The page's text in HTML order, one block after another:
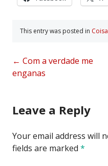
This entry was posted in
Post
navigation
← Com a verdade me
enganas
Leave a Reply
Your email address will
fields are marked *